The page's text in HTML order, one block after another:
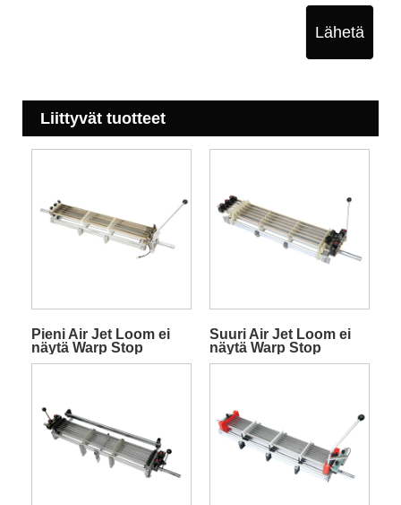
Lähetä
Liittyvät tuotteet
Pieni Air Jet Loom ei
näytä Warp Stop
Motion
Suuri Air Jet Loom ei
näytä Warp Stop
Motion